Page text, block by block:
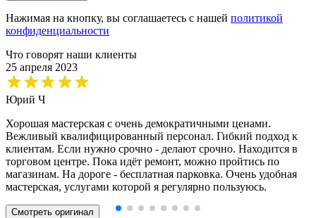
Нажимая на кнопку, вы соглашаетесь с нашей политикой
конфиденциальности
Что говорят наши клиенты
25 апреля 2023
Юрий Ч
Хорошая мастерская с очень демократичными ценами.
Вежливый квалифицированный персонал. Гибкий подход к
клиентам. Если нужно срочно - делают срочно. Находится в
торговом центре. Пока идёт ремонт, можно пройтись по
магазинам. На дороге - бесплатная парковка. Очень удобная
мастерская, услугами которой я регулярно пользуюсь.
Смотреть оригинал